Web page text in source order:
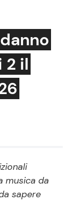
e TV
TV
Talent
2 il
musica da
sapere